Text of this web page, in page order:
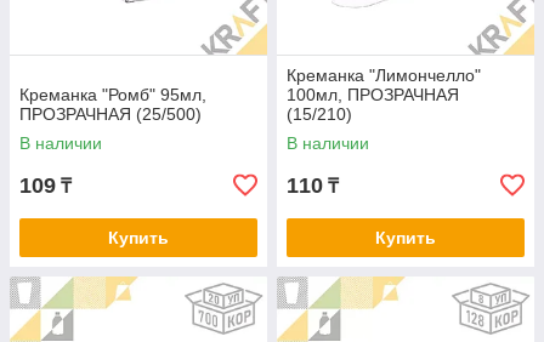
Креманка "Ромб" 95мл,
ПРОЗРАЧНАЯ (25/500)
В наличии
109 ₸
Купить
Креманка "Лимончелло"
100мл, ПРОЗРАЧНАЯ
(15/210)
В наличии
110 ₸
Купить